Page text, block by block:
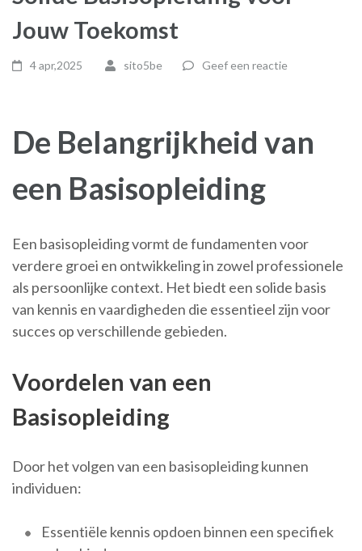
Jouw Toekomst
4 apr,2025 sito5be Geef een reactie
De Belangrijkheid van
een Basisopleiding
Een basisopleiding vormt de fundamenten voor
verdere groei en ontwikkeling in zowel professionele
als persoonlijke context. Het biedt een solide basis
van kennis en vaardigheden die essentieel zijn voor
succes op verschillende gebieden.
Voordelen van een
Basisopleiding
Door het volgen van een basisopleiding kunnen
individuen:
Essentiële kennis opdoen binnen een specifiek